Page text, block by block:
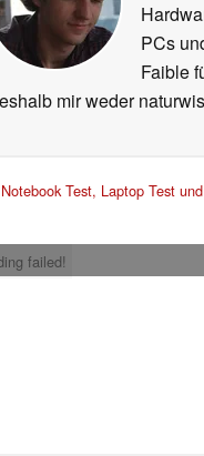
PCs
Faible
mir weder
Notebook Test, Laptop Test
failed!